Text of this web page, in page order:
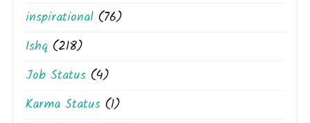
inspirational (76)
Ishq (218)
Job Status (4)
Karma Status (1)